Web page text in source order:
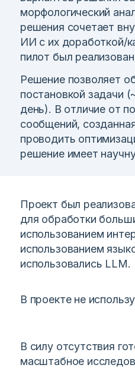
морфологический
решения сочетает
ИИ с их доработкой/
пилот был
Решение позволяет
постановкой задачи
день). В отличие от
сообщений,
проводить
решение имеет
Проект был
для обработки
использованием
использованием
использовались LLM.
В проекте не
В силу отсутствия
масштабное